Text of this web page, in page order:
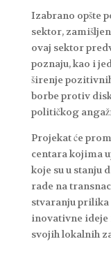
Izabrano opšte
sektor,
ovaj sektor
poznaju, kao i
širenje
borbe protiv
političkog
Projekat će
centara kojima
koje su u stanju
rade na
stvaranju prilika
inovativne ideje
svojih lokalnih